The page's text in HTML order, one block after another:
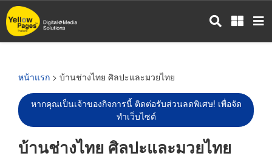
ข้าม
ไป
หน้าแรก > บ้านช่างไทย ศิลปะและมวยไทย
หากคุณเป็นเจ้าของกิจการนี้ ติดต่อรับส่วนลดพิเศษ! เพื่อจัด
ทำเว็บไซต์
บ้านช่างไทย ศิลปะและมวยไทย